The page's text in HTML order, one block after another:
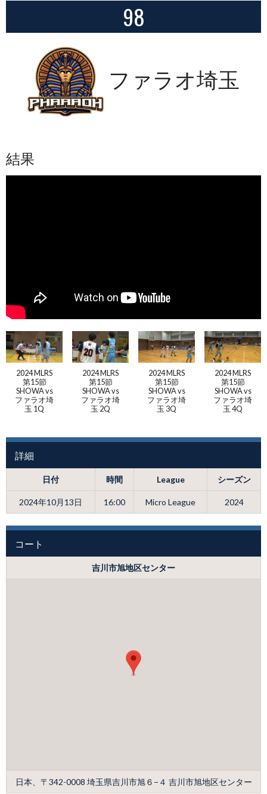
98
ファラオ埼玉
結果
2024 MLRS
第15節
SHOWA vs
ファラオ埼
玉 1Q
2024 MLRS
第15節
SHOWA vs
ファラオ埼
玉 2Q
2024 MLRS
第15節
SHOWA vs
ファラオ埼
玉 3Q
2024 MLRS
第15節
SHOWA vs
ファラオ埼
玉 4Q
詳細
日付 時間 League シーズン
2024年10月13日 16:00 Micro League 2024
コート
吉川市旭地区センター
日本、〒342-0008 埼玉県吉川市旭６−４ 吉川市旭地区センター